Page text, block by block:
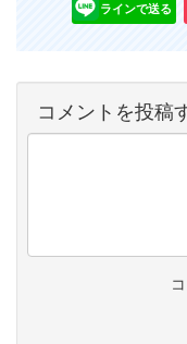
ラインで送る
コメントを投稿